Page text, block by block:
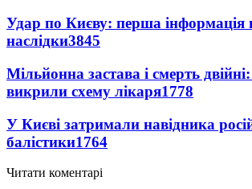
Удар по Києву: перша інформація
наслідки3845
Мільйонна застава і смерть
викрили схему лікаря1778
У Києві затримали навідника
балістики1764
Читати коментарі